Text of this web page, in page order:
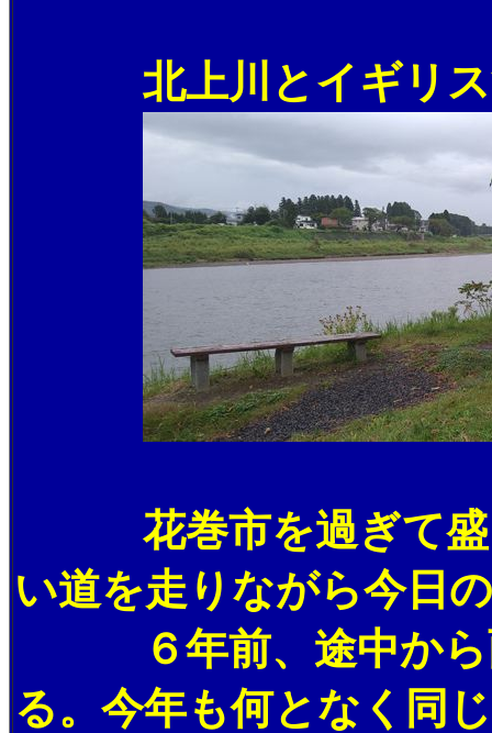
北上川とイギリス
花巻市を過ぎて盛岡
い道を走りながら今日
６年前、途中から雨
る。今年も何となく同